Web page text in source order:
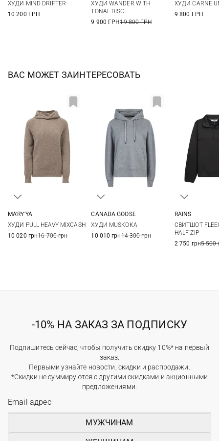
XL
ХУДИ MIND DRIFTER
10 200 ГРН
ХУДИ WANDER WITH
TONAL DISC
9 900 ГРН19 800 ГРН
ХУДИ CARNE
9 800 ГРН
ВАС МОЖЕТ ЗАИНТЕРЕСОВАТЬ
MA'RY'YA
ХУДИ PULL HEAVY MIXCASH
10 020 грн16 700 грн
CANADA GOOSE
ХУДИ MUSKOKA
10 010 грн14 300 грн
RAINS
СВИТШОТ
HALF ZIP
2 750 грн5 500
-10% НА ЗАКАЗ ЗА ПОДПИСКУ
Подпишитесь сейчас, чтобы получить скидку 10%* на первый
заказ.
Первыми узнайте новости, скидки и распродажи.
*Скидки не суммируются с другими скидками и акционными
предложениями.
МУЖЧИНАМ